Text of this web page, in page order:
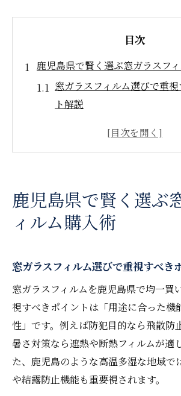
目次
鹿児島県で賢く選ぶ窓ガラスフ
窓ガラスフィルム選びで重
ト解説
購入前に比較したい窓ガラ
徴
窓ガラスフィルムを均一買い
とは
まとめ買いでコスト削減で
ィルム
フィルム均一買いで得られる
鹿児島県で賢く選ぶ
ィルム購入術
窓ガラスフィルム選びで重視すべき
窓ガラスフィルムを鹿児島県で均一買
視すべきポイントは「用途に合った機
性」です。例えば防犯目的なら飛散防
暑さ対策なら遮熱や断熱フィルムが適
た、鹿児島のような高温多湿な地域で
や結露防止機能も重要視されます。